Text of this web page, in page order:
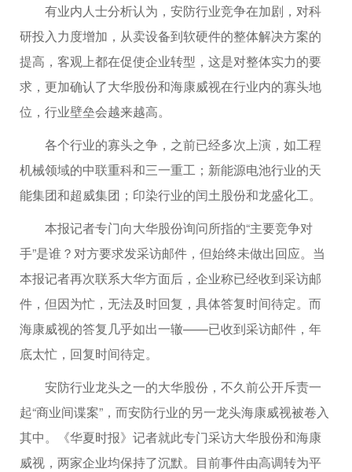
有业内人士分析认为，安防行业竞争在加剧，对科
研投入力度增加，从卖设备到软硬件的整体解决方案的
提高，客观上都在促使企业转型，这是对整体实力的要
求，更加确认了大华股份和海康威视在行业内的寡头地
位，行业壁垒会越来越高。
各个行业的寡头之争，之前已经多次上演，如工程
机械领域的中联重科和三一重工；新能源电池行业的天
能集团和超威集团；印染行业的闰土股份和龙盛化工。
本报记者专门向大华股份询问所指的“主要竞争对
手”是谁？对方要求发采访邮件，但始终未做出回应。当
本报记者再次联系大华方面后，企业称已经收到采访邮
件，但因为忙，无法及时回复，具体答复时间待定。而
海康威视的答复几乎如出一辙——已收到采访邮件，年
底太忙，回复时间待定。
安防行业龙头之一的大华股份，不久前公开斥责一
起“商业间谍案”，而安防行业的另一龙头海康威视被卷入
其中。《华夏时报》记者就此专门采访大华股份和海康
威视，两家企业均保持了沉默。目前事件由高调转为平